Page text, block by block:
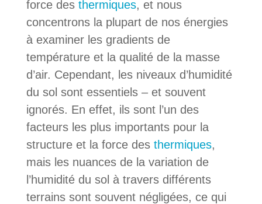
force des thermiques, et nous
concentrons la plupart de nos énergies
à examiner les gradients de
température et la qualité de la masse
d’air. Cependant, les niveaux d’humidité
du sol sont essentiels – et souvent
ignorés. En effet, ils sont l’un des
facteurs les plus importants pour la
structure et la force des thermiques,
mais les nuances de la variation de
l’humidité du sol à travers différents
terrains sont souvent négligées, ce qui